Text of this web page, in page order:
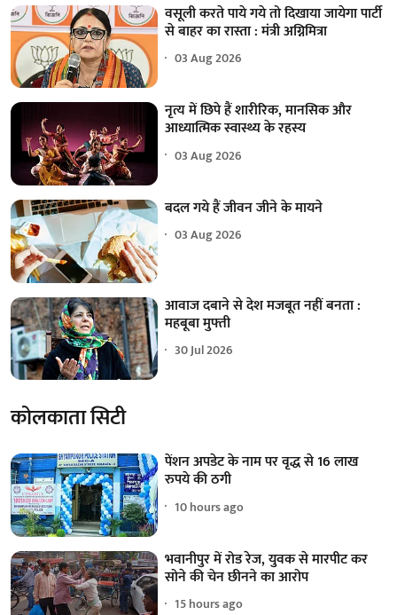
वसूली करते पाये गये तो दिखाया जायेगा पार्टी
से बाहर का रास्ता : मंत्री अग्निमित्रा
03 Aug 2026
नृत्य में छिपे हैं शारीरिक, मानसिक और
आध्यात्मिक स्वास्थ्य के रहस्य
03 Aug 2026
बदल गये हैं जीवन जीने के मायने
03 Aug 2026
आवाज दबाने से देश मजबूत नहीं बनता :
महबूबा मुफ्ती
30 Jul 2026
कोलकाता सिटी
पेंशन अपडेट के नाम पर वृद्ध से 16 लाख
रुपये की ठगी
10 hours ago
भवानीपुर में रोड रेज, युवक से मारपीट कर
सोने की चेन छीनने का आरोप
15 hours ago